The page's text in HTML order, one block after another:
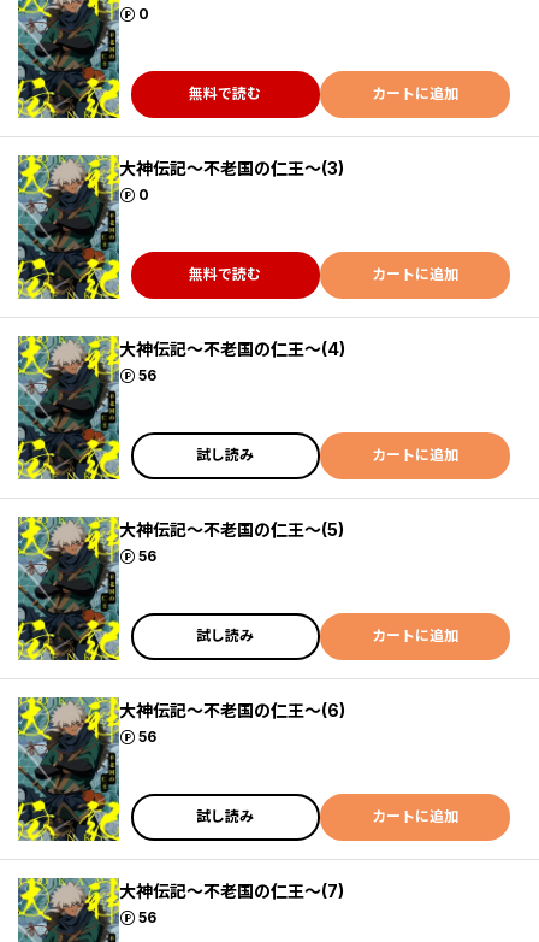
0
ポイント
無料で読む カートに追加
大神伝記～不老国の仁王～(3)
0
ポイント
無料で読む カートに追加
大神伝記～不老国の仁王～(4)
56
ポイント
試し読み カートに追加
大神伝記～不老国の仁王～(5)
56
ポイント
試し読み カートに追加
大神伝記～不老国の仁王～(6)
56
ポイント
試し読み カートに追加
大神伝記～不老国の仁王～(7)
56
ポイント